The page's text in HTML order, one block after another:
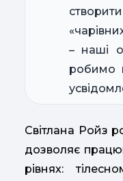
– наші
робимо
Світлана Ройз
дозволяє
рівнях: